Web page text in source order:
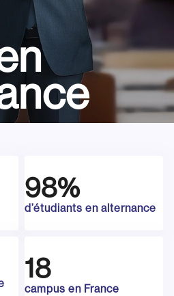
98%
d’étudiants en alternance
18
campus en France